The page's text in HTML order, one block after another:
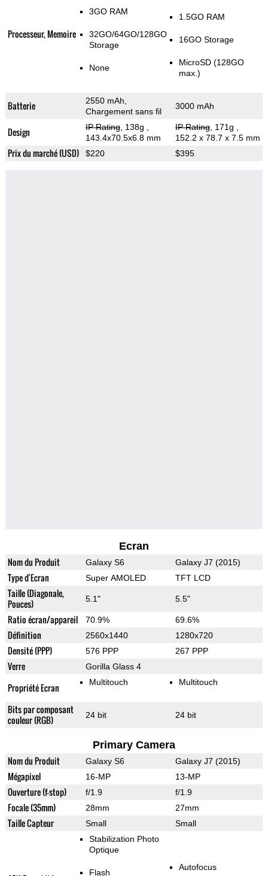
Processeur, Memoire
3GO RAM
32GO/64GO/128GO
Storage
None
1.5GO RAM
16GO Storage
MicroSD (128GO
max.)
Batterie
2550 mAh,
Chargement sans fil
3000 mAh
Design IP Rating, 138g
143.4x70.5x6.8 mm
IP Rating, 171g
152.2 x 78.7 x 7.5 mm
Prix du marché (USD) $220 $395
Ecran
Nom du Produit Galaxy S6 Galaxy J7 (2015)
Type d'Ecran Super AMOLED TFT LCD
Taille (Diagonale,
Pouces)
5.1" 5.5"
Ratio écran/appareil 70.9% 69.6%
Définition 2560x1440 1280x720
Densité (PPP) 576 PPP 267 PPP
Verre Gorilla Glass 4
Propriété Ecran Multitouch Multitouch
Bits par composant
couleur (RGB)
24 bit 24 bit
Primary Camera
Nom du Produit Galaxy S6 Galaxy J7 (2015)
Mégapixel 16-MP 13-MP
Ouverture (f-stop) f/1.9 f/1.9
Focale (35mm) 28mm 27mm
Taille Capteur Small Small
Stabilization Photo
Optique
Flash
Autofocus